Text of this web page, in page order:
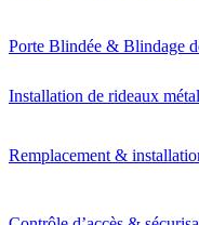
Porte Blindée & Blindage
Installation de rideaux
Remplacement &